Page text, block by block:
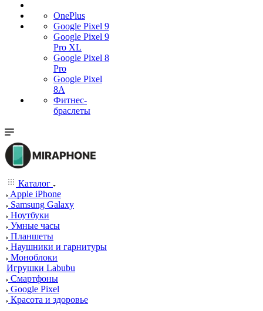
OnePlus
Google Pixel 9
Google Pixel 9
Pro XL
Google Pixel 8
Pro
Google Pixel
8A
Фитнес-
браслеты
Каталог
Apple iPhone
Samsung Galaxy
Ноутбуки
Умные часы
Планшеты
Наушники и гарнитуры
Моноблоки
Игрушки Labubu
Смартфоны
Google Pixel
Красота и здоровье